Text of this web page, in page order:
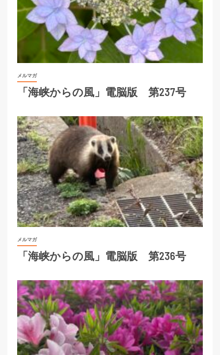
メルマガ
「海峡からの風」電脳版 第237号
メルマガ
「海峡からの風」電脳版 第236号